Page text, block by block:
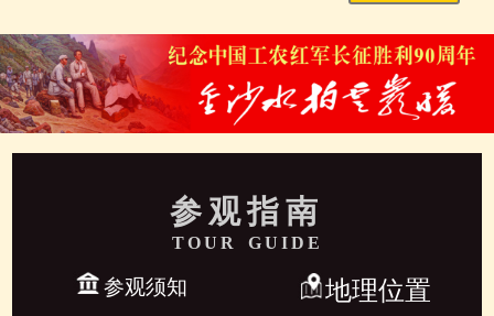
参观指南
TOUR GUIDE
参观须知 地理位置